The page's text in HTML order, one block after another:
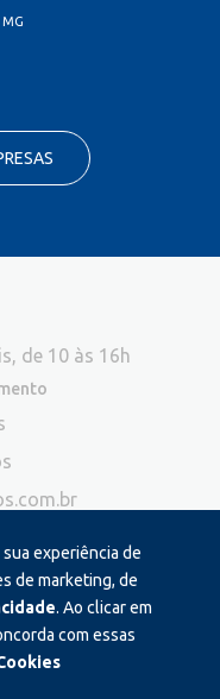
experiência de
de marketing, de
. Ao clicar em
com essas
de 10 às 16h
atendemos ligações neste
por: